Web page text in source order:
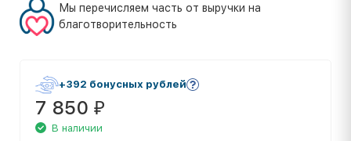
Мы перечисляем часть от выручки на
благотворительность
+392 бонусных рублей
7 850 ₽
В наличии